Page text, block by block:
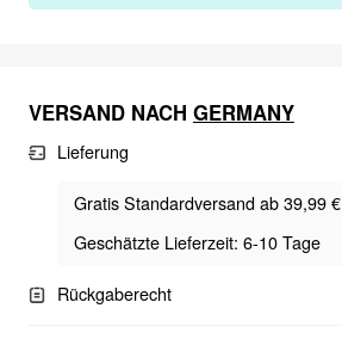
VERSAND NACH GERMANY
Lieferung
Gratis Standardversand ab 39,99 €
Geschätzte Lieferzeit: 6-10 Tage
Rückgaberecht